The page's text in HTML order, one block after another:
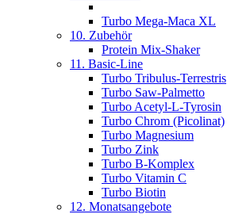
Turbo Mega-Maca XL
10. Zubehör
Protein Mix-Shaker
11. Basic-Line
Turbo Tribulus-Terrestris
Turbo Saw-Palmetto
Turbo Acetyl-L-Tyrosin
Turbo Chrom (Picolinat)
Turbo Magnesium
Turbo Zink
Turbo B-Komplex
Turbo Vitamin C
Turbo Biotin
12. Monatsangebote